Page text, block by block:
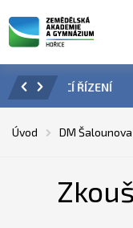
ÚŘEDNÍ
Úvod DM Šalounova